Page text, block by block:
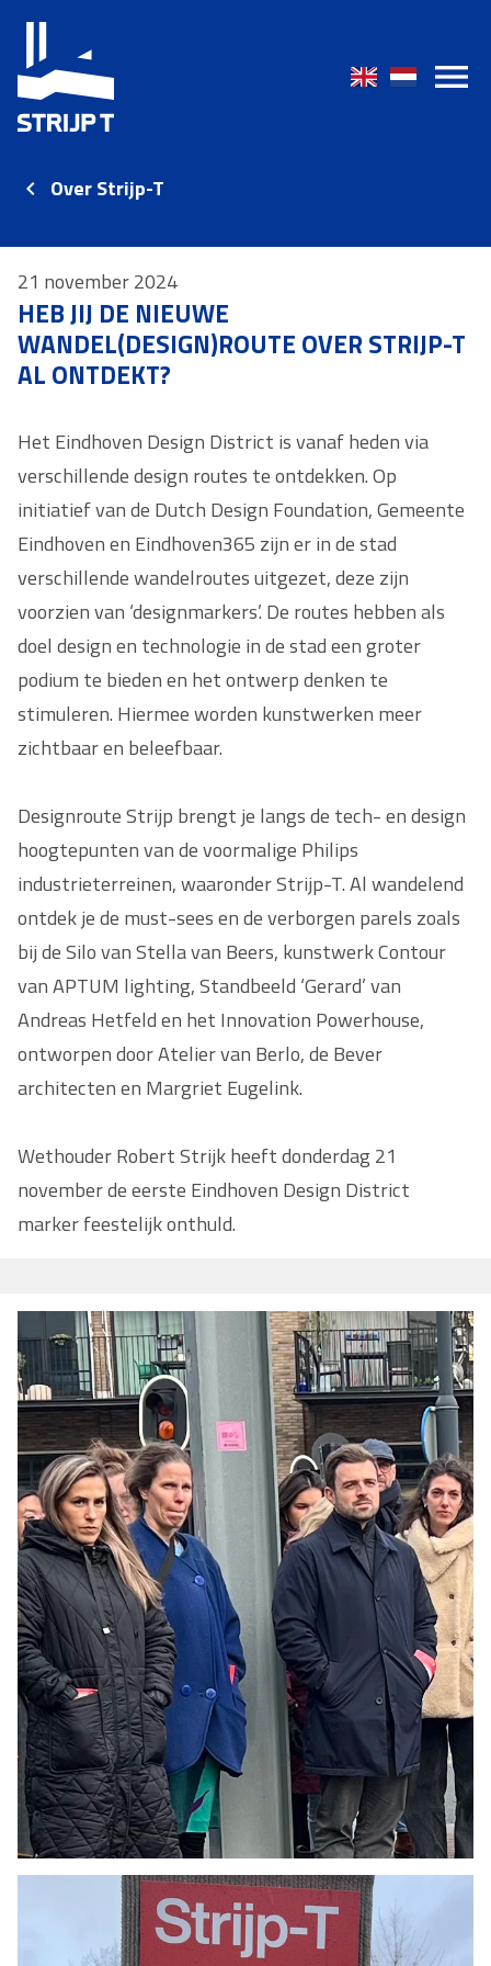
Over Strijp-T
21 november 2024
HEB JIJ DE NIEUWE
WANDEL(DESIGN)ROUTE OVER STRIJP-T
AL ONTDEKT?
Het Eindhoven Design District is vanaf heden via
verschillende design routes te ontdekken. Op
initiatief van de Dutch Design Foundation, Gemeente
Eindhoven en Eindhoven365 zijn er in de stad
verschillende wandelroutes uitgezet, deze zijn
voorzien van ‘designmarkers’. De routes hebben als
doel design en technologie in de stad een groter
podium te bieden en het ontwerp denken te
stimuleren. Hiermee worden kunstwerken meer
zichtbaar en beleefbaar.
Designroute Strijp brengt je langs de tech- en design
hoogtepunten van de voormalige Philips
industrieterreinen, waaronder Strijp-T. Al wandelend
ontdek je de must-sees en de verborgen parels zoals
bij de Silo van Stella van Beers, kunstwerk Contour
van APTUM lighting, Standbeeld ‘Gerard’ van
Andreas Hetfeld en het Innovation Powerhouse,
ontworpen door Atelier van Berlo, de Bever
architecten en Margriet Eugelink.
Wethouder Robert Strijk heeft donderdag 21
november de eerste Eindhoven Design District
marker feestelijk onthuld.